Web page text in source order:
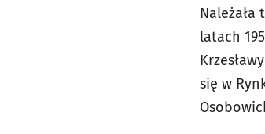
Należała
latach
się w